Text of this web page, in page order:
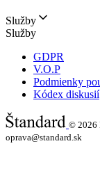
Služby
Služby
GDPR
V.O.P
Podmienky
Kódex diskusií
© 2026
oprava@standard.sk